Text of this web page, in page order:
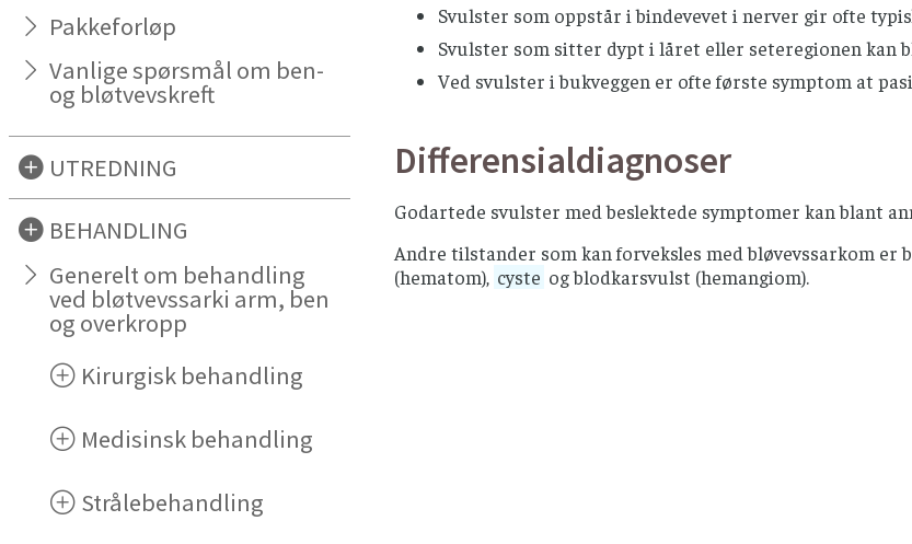
Pakkeforløp
Vanlige spørsmål om ben-
og bløtvevskreft
UTREDNING
BEHANDLING
Generelt om behandling
ved bløtvevssarki arm, ben
og overkropp
Kirurgisk behandling
Medisinsk behandling
Strålebehandling
Svulster som oppstår i bindevevet i nerver gir ofte
Svulster som sitter dypt i låret eller seteregionen kan
Ved svulster i bukveggen er ofte første symptom at
Differensialdiagnoser
Godartede svulster med beslektede symptomer kan blant
Andre tilstander som kan forveksles med bløvevssarkom er
(hematom), cyste og blodkarsvulst (hemangiom).